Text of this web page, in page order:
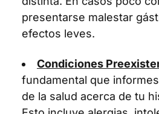
presentarse malestar
efectos leves.
Condiciones
fundamental que
de la salud acerca de tu